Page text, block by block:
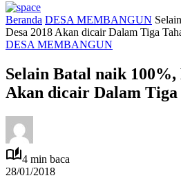
Beranda DESA MEMBANGUN
Desa 2018 Akan dicair Dalam Tiga
DESA MEMBANGUN
Selain Batal naik 100%,
Akan dicair Dalam Tiga
4 min baca
28/01/2018